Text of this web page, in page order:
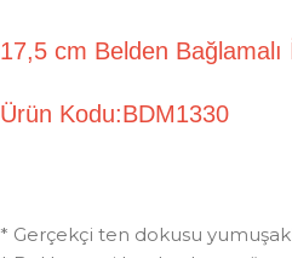
17,5 cm Belden
Ürün Kodu:BDM1330
* Gerçekçi ten dokusu